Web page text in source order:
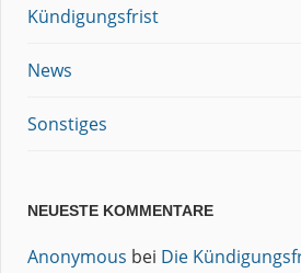
Kündigungsfrist
News
Sonstiges
NEUESTE KOMMENTARE
Anonymous bei Die